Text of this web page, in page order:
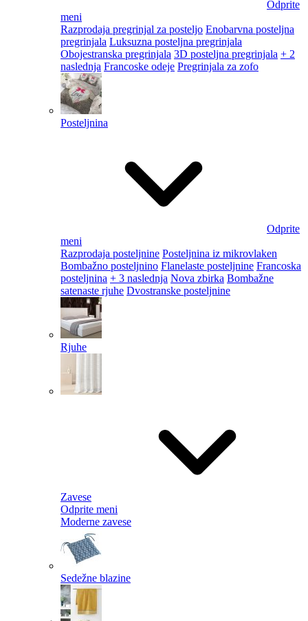
Odprite
meni
Razprodaja pregrinjal za posteljo Enobarvna posteljna
pregrinjala Luksuzna posteljna pregrinjala
Obojestranska pregrinjala 3D posteljna pregrinjala + 2
naslednja Francoske odeje Pregrinjala za zofo
Posteljnina
Odprite
meni
Razprodaja posteljnine Posteljnina iz mikrovlaken
Bombažno posteljnino Flanelaste posteljnine Francoska
posteljnina + 3 naslednja Nova zbirka Bombažne
satenaste rjuhe Dvostranske posteljnine
Rjuhe
Zavese
Odprite meni
Moderne zavese
Sedežne blazine